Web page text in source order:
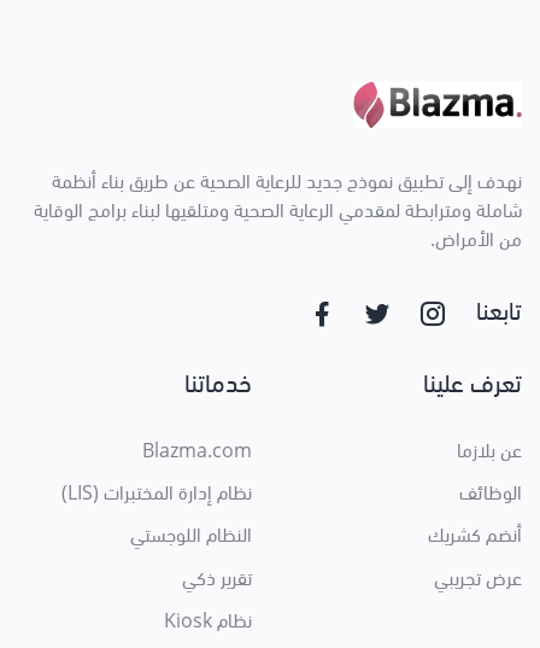
نهدف إلى تطبيق نموذج جديد للرعاية الصحية عن طريق بناء أنظمة
شاملة ومترابطة لمقدمي الرعاية الصحية ومتلقيها لبناء برامج الوقاية
من الأمراض.
تابعنا
تعرف علينا
عن بلازما
الوظائف
أنضم كشريك
عرض تجريبي
خدماتنا
Blazma.com
نظام إدارة المختبرات (LIS)
النظام اللوجستي
تقرير ذكي
نظام Kiosk